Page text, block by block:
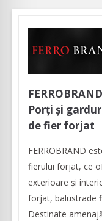
Porți și
de fier forjat
FERROBRAND
fierului forjat, ce
exterioare şi
forjat, balustrade
Destinate